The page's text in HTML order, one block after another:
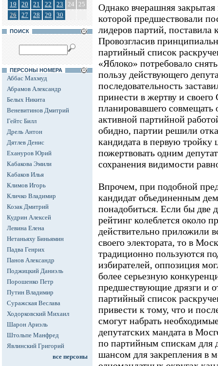
19
20 21 22 23 24 25
26
27 28 29 30
ПОИСК
ПЕРСОНЫ НОМЕРА
Аббас Махмуд
Абрамов Александр
Белых Никита
Веневитинов Дмитрий
Гейтс Билл
Дрель Антон
Дятлев Денис
Ехануров Юрий
Кабакова Эмили
Кабаков Илья
Климов Игорь
Кличко Владимир
Козак Дмитрий
Кудрин Алексей
Левина Елена
Нетаньяху Биньямин
Падва Генрих
Панов Александр
Поджицкий Даниэль
Порошенко Петр
Путин Владимир
Суражская Веслава
Ходорковский Михаил
Шарон Ариэль
Штольпе Манфред
Явлинский Григорий
все персоны
Однако вчерашняя
которой предшествовали
лидеров партий, поставила
Провозгласив
партийный список
«Яблоко» потребовало
пользу действующего
последовательность
принести в жертву и
планировавшего совмещать
активной партийной
обидно, партии решили
кандидата в первую тройку
пожертвовать одним
сохранения видимости
Впрочем, при подобной
кандидат объединенным
понадобиться. Если бы две
рейтинг колеблется около
действительно приложили
своего электората, то в
традиционно пользуются
избирателей, оппозиция
более серьезную
предшествующие дрязги и
партийный список
привести к тому, что и
смогут набрать
депутатских мандата в
по партийным спискам для
шансом для закрепления в